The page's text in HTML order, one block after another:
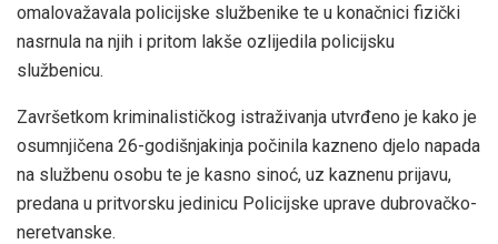
omalovažavala policijske službenike te u konačnici fizički
nasrnula na njih i pritom lakše ozlijedila policijsku
službenicu.
Završetkom kriminalističkog istraživanja utvrđeno je kako je
osumnjičena 26-godišnjakinja počinila kazneno djelo napada
na službenu osobu te je kasno sinoć, uz kaznenu prijavu,
predana u pritvorsku jedinicu Policijske uprave dubrovačko-
neretvanske.